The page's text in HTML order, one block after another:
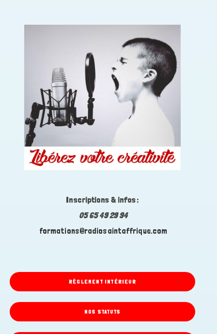
Inscriptions & infos :
05 65 49 29 94
formations@radiosaintaffrique.com
RÈGLEMENT INTÉRIEUR
NOS STATUTS